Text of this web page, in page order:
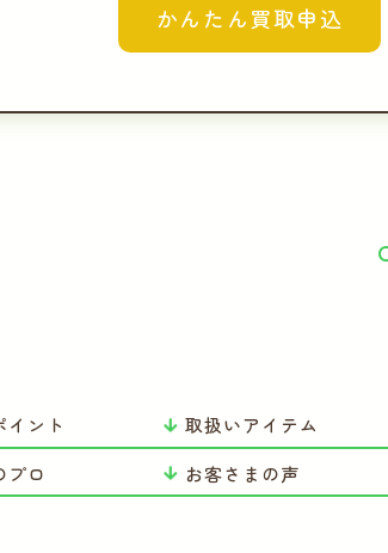
かんたん買取申込
イント 取扱いアイテム
プロ
お客さまの声